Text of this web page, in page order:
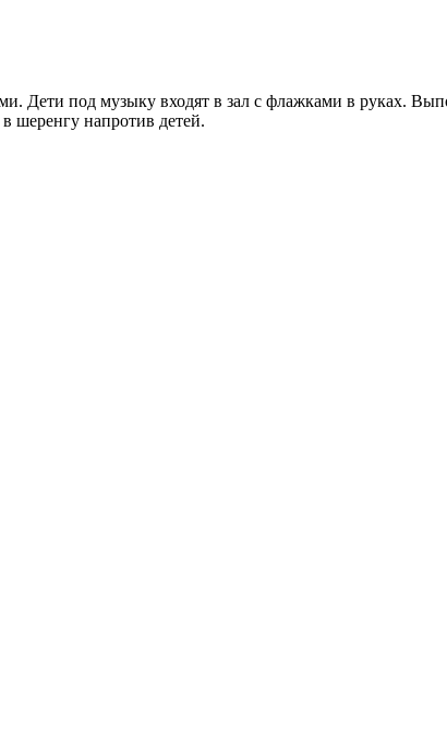
Дети под музыку входят в зал с флажками в руках.
шеренгу напротив детей.